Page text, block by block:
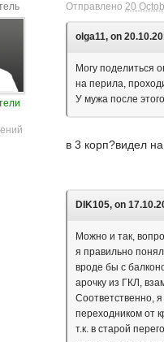
Отправлено20
olga11, on
Могу поделиться
на перила,
У мужа после
в 3 корп?видел
DIK105, on
Можно и так,
я правильно
вроде бы с
арочку из ГКЛ,
Соответственно,
переходником от
т.к. в старой